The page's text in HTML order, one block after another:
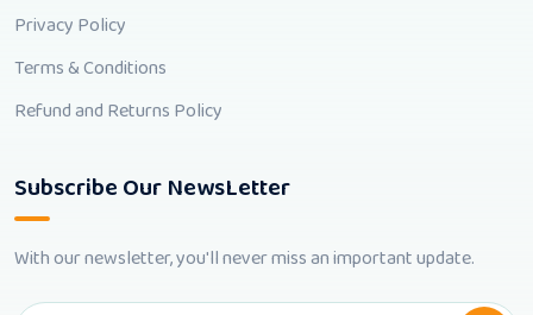
Privacy Policy
Terms & Conditions
Refund and Returns Policy
Subscribe Our NewsLetter
With our newsletter, you'll never miss an important update.